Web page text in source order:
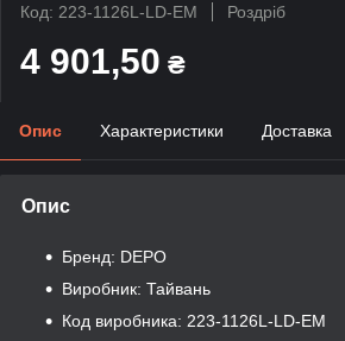
Код: 223-1126L-LD-EM
Роздріб
4 901,50 ₴
Опис Характеристики Доставка
Опис
Бренд: DEPO
Виробник: Тайвань
Код виробника: 223-1126L-LD-EM